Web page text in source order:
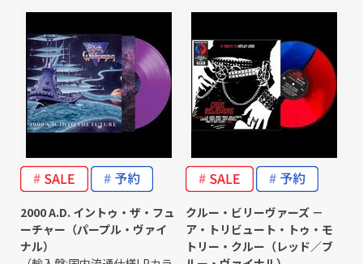
2000 A.D. イントゥ・ザ・フュ
ーチャー（パープル・ヴァイ
ナル）
クルー・ビリーヴァーズ －
ア・トリビュート・トゥ・モ
トリー・クルー（レッド／ブ